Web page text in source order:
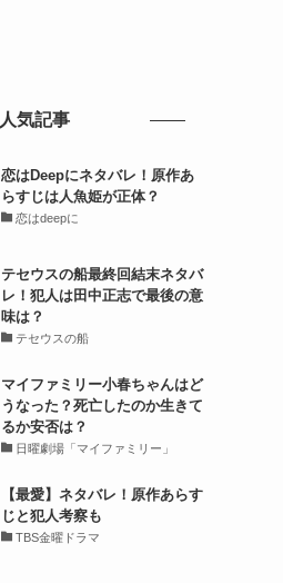
人気記事
恋はDeepにネタバレ！原作あ
らすじは人魚姫が正体？
恋はdeepに
テセウスの船最終回結末ネタバ
レ！犯人は田中正志で最後の意
味は？
テセウスの船
マイファミリー小春ちゃんはど
うなった？死亡したのか生きて
るか安否は？
日曜劇場「マイファミリー」
【最愛】ネタバレ！原作あらす
じと犯人考察も
TBS金曜ドラマ